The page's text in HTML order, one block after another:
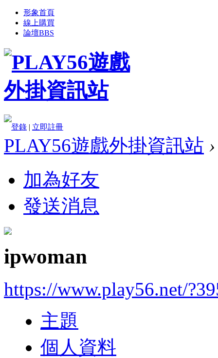
形象首頁
線上購買
論壇BBS
登錄 | 立即註冊
PLAY56遊戲外掛資訊站 ›
加為好友
發送消息
ipwoman
https://www.play56.net/
主題
個人資料